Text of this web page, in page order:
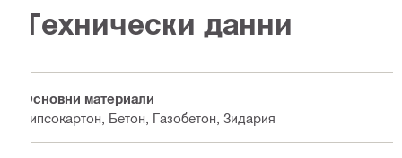
Технически данни
Основни материали
Гипсокартон, Бетон, Газобетон, Зидария